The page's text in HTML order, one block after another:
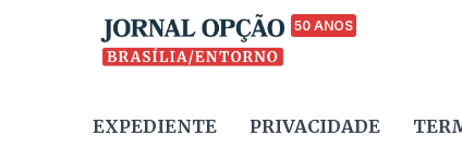
50 ANOS
EXPEDIENTE PRIVACIDADE